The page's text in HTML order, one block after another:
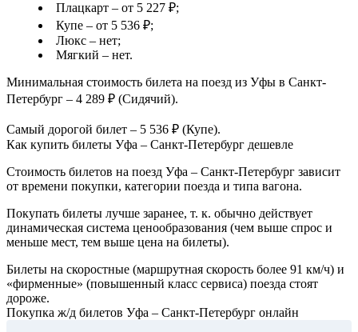
Плацкарт – от 5 227 ₽;
Купе – от 5 536 ₽;
Люкс – нет;
Мягкий – нет.
Минимальная стоимость билета на поезд из Уфы в Санкт-
Петербург – 4 289 ₽ (Сидячий).
Самый дорогой билет – 5 536 ₽ (Купе).
Как купить билеты Уфа – Санкт-Петербург дешевле
Стоимость билетов на поезд Уфа – Санкт-Петербург зависит
от времени покупки, категории поезда и типа вагона.
Покупать билеты лучше заранее, т. к. обычно действует
динамическая система ценообразования (чем выше спрос и
меньше мест, тем выше цена на билеты).
Билеты на скоростные (маршрутная скорость более 91 км/ч) и
«фирменные» (повышенный класс сервиса) поезда стоят
дороже.
Покупка ж/д билетов Уфа – Санкт-Петербург онлайн